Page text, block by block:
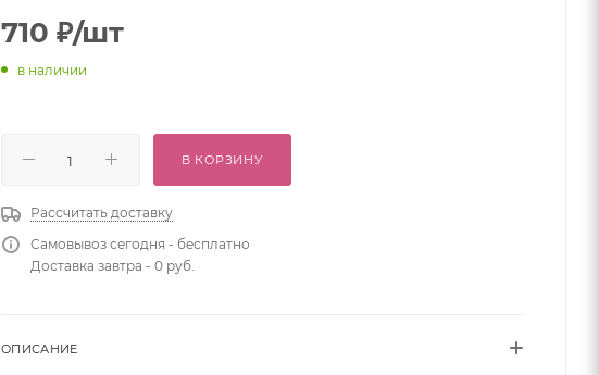
710 ₽/шт
в наличии
В КОРЗИНУ
Рассчитать доставку
Самовывоз сегодня - бесплатно
Доставка завтра - 0 руб.
ОПИСАНИЕ